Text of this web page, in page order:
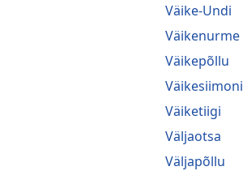
Väike-Undi
Väikenurme
Väikepõllu
Väikesiimoni
Väiketiigi
Väljaotsa
Väljapõllu